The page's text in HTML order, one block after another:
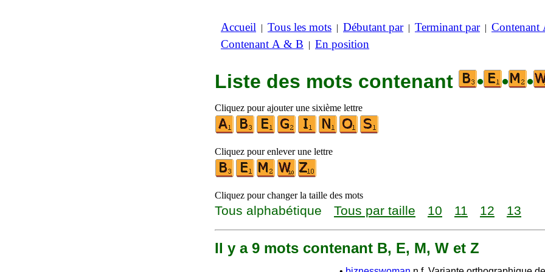
Accueil | Tous les mots | Débutant par| Terminant par| Contenant
Contenant A & B | En position
Liste des mots contenant • • •
Cliquez pour ajouter une sixième lettre
Cliquez pour enlever une lettre
Cliquez pour changer la taille des mots
Tous alphabétique Tous par taille 10 11 12 13
Il y a 9 mots contenant B, E, M, W et Z